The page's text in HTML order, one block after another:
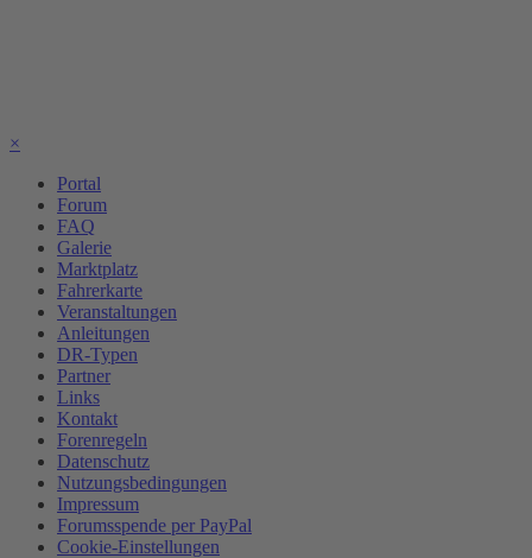
×
Portal
Forum
FAQ
Galerie
Marktplatz
Fahrerkarte
Veranstaltungen
Anleitungen
DR-Typen
Partner
Links
Kontakt
Forenregeln
Datenschutz
Nutzungsbedingungen
Impressum
Forumsspende per PayPal
Cookie-Einstellungen